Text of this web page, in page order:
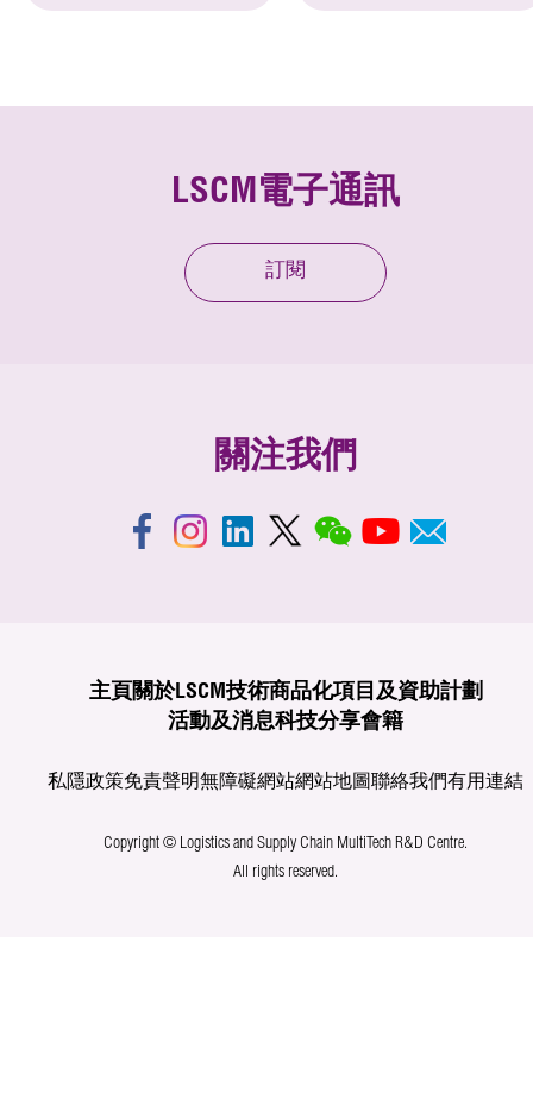
LSCM電子通訊
訂閱
關注我們
主頁 關於LSCM技術商品化項目及資助計劃
活動及消息科技分享會籍
私隱政策免責聲明無障礙網站網站地圖聯絡我們有用連結
Copyright © Logistics and Supply Chain MultiTech R&D Centre.
All rights reserved.